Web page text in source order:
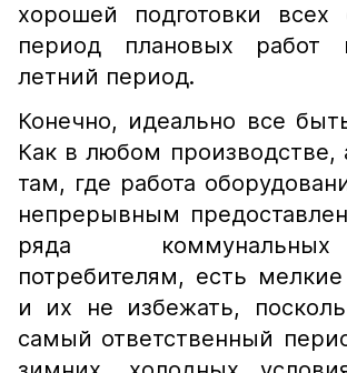
хорошей подготовки всех
период плановых работ
летний период.
Конечно, идеально все
Как в любом производстве,
там, где работа
непрерывным
ряда
потребителям, есть
и их не избежать,
самый ответственный